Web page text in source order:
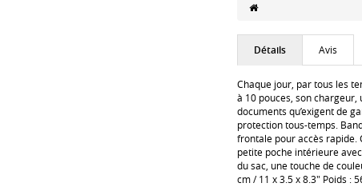
Détails Avis
Chaque jour, par tous les
à 10 pouces, son
documents qu’exigent de
protection tous-temps.
frontale pour accès rapide.
petite poche intérieure
du sac, une touche de
cm / 11 x 3.5 x 8.3" Poids :